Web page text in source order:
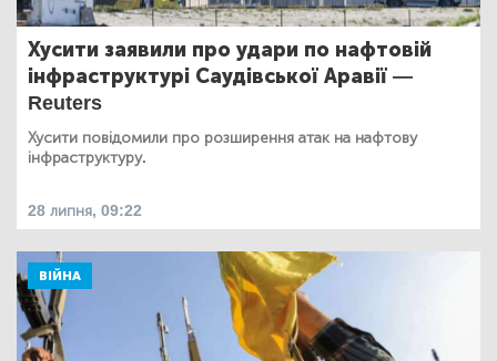
Хусити заявили про удари по нафтовій
інфраструктурі Саудівської Аравії —
Reuters
Хусити повідомили про розширення атак на нафтову
інфраструктуру.
28 липня, 09:22
ВІЙНА